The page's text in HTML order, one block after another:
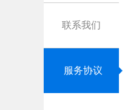
联系我们
服务协议